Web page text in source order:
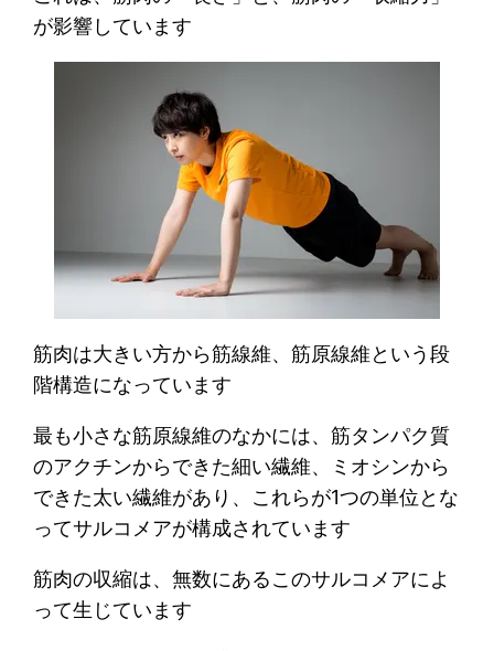
が影響しています
筋肉は大きい方から筋線維、筋原線維という段
階構造になっています
最も小さな筋原線維のなかには、筋タンパク質
のアクチンからできた細い繊維、ミオシンから
できた太い繊維があり、これらが1つの単位とな
ってサルコメアが構成されています
筋肉の収縮は、無数にあるこのサルコメアによ
って生じています